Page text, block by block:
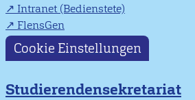
Intranet (Bedienstete)
FlensGen
Cookie Einstellungen
Studierendensekretariat